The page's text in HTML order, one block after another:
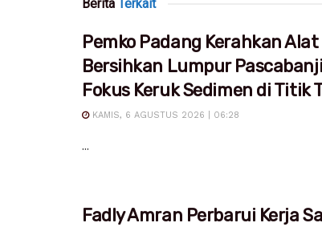
Berita Terkait
Pemko Padang Kerahkan
Bersihkan Lumpur
Fokus Keruk Sedimen di Titik
KAMIS, 6 AGUSTUS 2026 | 06:28
...
Fadly Amran Perbarui Kerja